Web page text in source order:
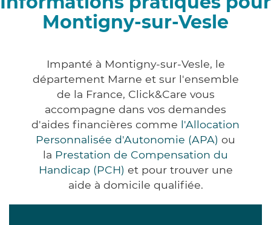
Montigny-sur-Vesle
Impanté à Montigny-sur-Vesle, le
département Marne et sur l'ensemble
de la France, Click&Care vous
accompagne dans vos demandes
d'aides financières comme l'Allocation
Personnalisée d'Autonomie (APA) ou
la Prestation de Compensation du
Handicap (PCH) et pour trouver une
aide à domicile qualifiée.